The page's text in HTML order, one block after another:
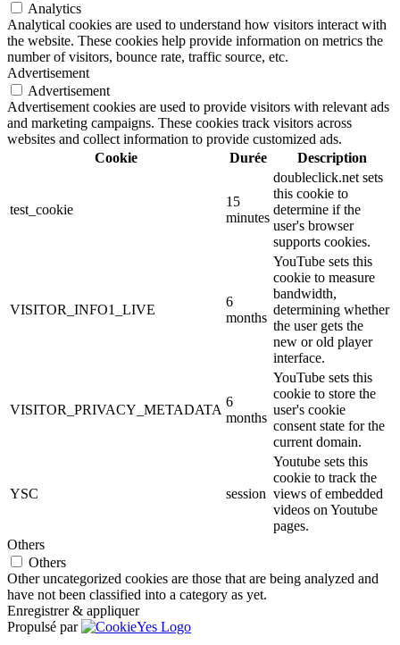
Analytics
Analytical cookies are used to understand how visitors interact with
the website. These cookies help provide information on metrics the
number of visitors, bounce rate, traffic source, etc.
Advertisement
Advertisement
Advertisement cookies are used to provide visitors with relevant ads
and marketing campaigns. These cookies track visitors across
websites and collect information to provide customized ads.
Cookie
Durée Description
test_cookie
15
minutes
doubleclick.net sets
this cookie to
determine if the
user's browser
supports cookies.
VISITOR_INFO1_LIVE
6
months
YouTube sets this
cookie to measure
bandwidth,
determining whether
the user gets the
new or old player
interface.
VISITOR_PRIVACY_METADATA
6
months
YouTube sets this
cookie to store the
user's cookie
consent state for the
current domain.
YSC session
Youtube sets this
cookie to track the
views of embedded
videos on Youtube
pages.
Others
Others
Other uncategorized cookies are those that are being analyzed and
have not been classified into a category as yet.
Enregistrer & appliquer
Propulsé par